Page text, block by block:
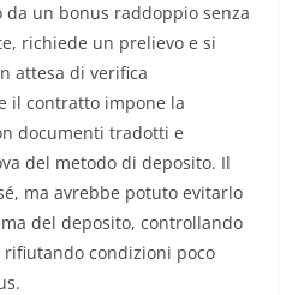
un bonus raddoppio senza
richiede un prelievo e si
attesa di verifica
il contratto impone la
documenti tradotti e
del metodo di deposito. Il
ma avrebbe potuto evitarlo
del deposito, controllando
condizioni poco